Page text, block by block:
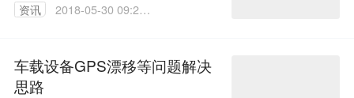
资讯
2018-05-30 09:23:
车载设备GPS漂移等问题解决
思路